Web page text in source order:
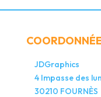
JDGraphics
4 Impasse des
30210 FOURNÈS